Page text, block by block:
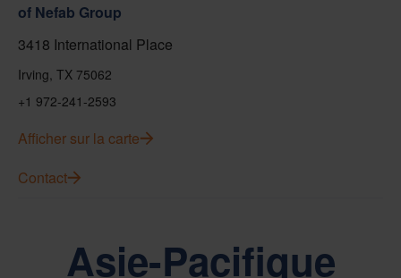
of Nefab Group
3418 International Place
Irving, TX 75062
+1 972-241-2593
Afficher sur la carte
Contact
Asie-Pacifique